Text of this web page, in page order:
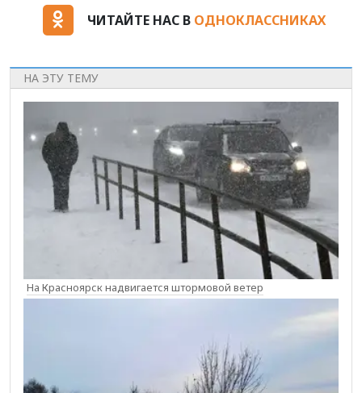
ЧИТАЙТЕ НАС В ОДНОКЛАССНИКАХ
НА ЭТУ ТЕМУ
На Красноярск надвигается штормовой ветер